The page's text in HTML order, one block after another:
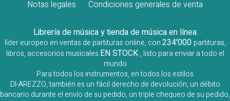
Notas legales Condiciones generales de venta
Librería de música y tienda de música en línea
líder europeo en ventas de partituras online, con234'000 partituras,
libros, accesorios musicales EN STOCK , listo para enviar a todo el
mundo
Para todos los instrumentos, en todos los estilos
DI-AREZZO, también es un fácil derecho de devolución, un débito
bancario durante el envío de su pedido, un triple chequeo de su pedido,